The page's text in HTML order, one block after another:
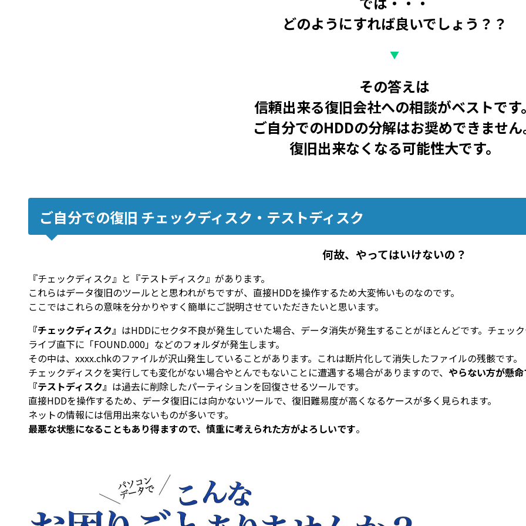
どのようにすれば良いでしょう？？
▼
その答えは
信頼出来る復旧会社への相談がベストです
ご自分でのHDDの分解はお奨めできませ
復旧出来なくなる可能性大です。
ご自分での復旧 チェックディスク・テストディスク
何故、やってはいけないの？
『チェックディスク』と『テストディスク』があります。
これらはデータ復旧のツールとと思われがちですが、直接HDDを操作するため大変怖いものなのです。
ここではこれらの意味を分かりやすく簡単にご説明させていただきたいと思います。
『チェックディスク』 はHDDにセクタ不良が発生していた場合、データ消失が発生することがほとんどです。チェッ
ライブ直下に「FOUND.000」などのフォルダが発生します。
その中は、xxxx.chkのファイルが沢山発生していることがあります。これは断片化して消失したファイルの残骸です。
チェックディスクを実行しても変化がない場合やとんでもないことに遭遇する場合がありますので、 やらない方が懸
『テストディスク』 は過去に削除したパーティションを回復させるツールです。
直接HDDを操作するため、データ復旧には向かないツールで、復旧難易度が高くなるケースが多く見られます。
ネットの情報には信用出来ないものが多いです。
最悪な状態になることもあり得ますので、慎重に考えられた方がよろしいです。